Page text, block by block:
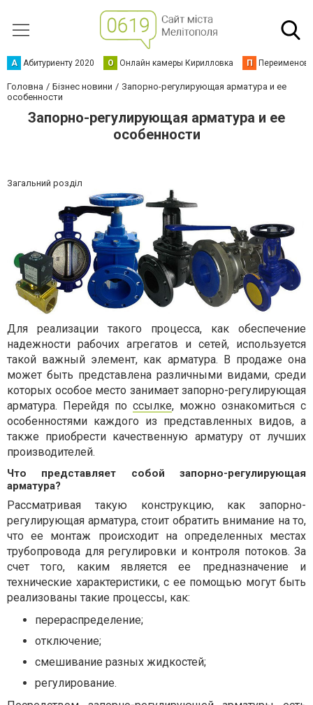
А Абитуриенту 2020 О Онлайн камеры Кирилловка П
Головна Бізнес новини
Запорно-регулирующая арматура и ее
особенности
Запорно-регулирующая арматура и ее
особенности
Загальний розділ
Для реализации такого процесса, как обеспечение
надежности рабочих агрегатов и сетей, используется
такой важный элемент, как арматура. В продаже она
может быть представлена различными видами, среди
которых особое место занимает запорно-регулирующая
арматура. Перейдя по ссылке, можно ознакомиться с
особенностями каждого из представленных видов, а
также приобрести качественную арматуру от лучших
производителей.
Что представляет собой запорно-регулирующая
арматура?
Рассматривая такую конструкцию, как запорно-
регулирующая арматура, стоит обратить внимание на то,
что ее монтаж происходит на определенных местах
трубопровода для регулировки и контроля потоков. За
счет того, каким является ее предназначение и
технические характеристики, с ее помощью могут быть
реализованы такие процессы, как:
перераспределение;
отключение;
смешивание разных жидкостей;
регулирование.